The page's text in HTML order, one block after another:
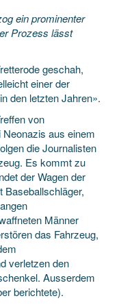
ein prominenter
Prozess lässt
geschah,
einer der
den letzten Jahren».
von
aus einem
die Journalisten
Es kommt zu
der Wagen der
Baseballschläger,
Männer
das Fahrzeug,
verletzen den
Ausserdem
berichtete).